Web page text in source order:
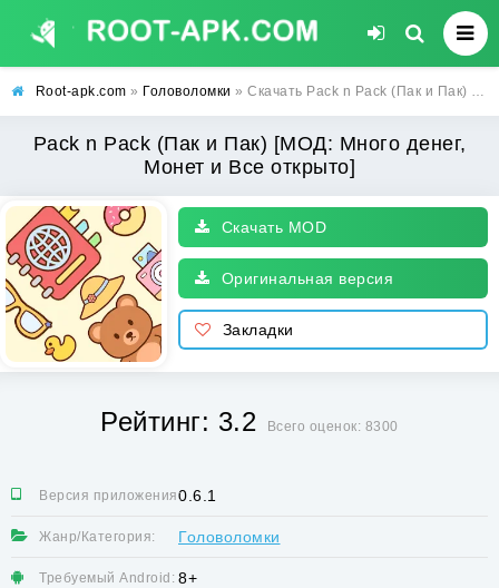
Root-apk.com » Головоломки » Скачать Pack n Pack (Пак и Пак) [МОД: Много денег, Монет и Все открыто] | Взлом Pack n Pack на Андроид
Pack n Pack (Пак и Пак) [МОД: Много денег,
Монет и Все открыто]
Скачать MOD
Оригинальная версия
Закладки
Рейтинг: 3.2 Всего оценок: 8300
Версия приложения:0.6.1
Жанр/Категория: Головоломки
Требуемый Android: 8+